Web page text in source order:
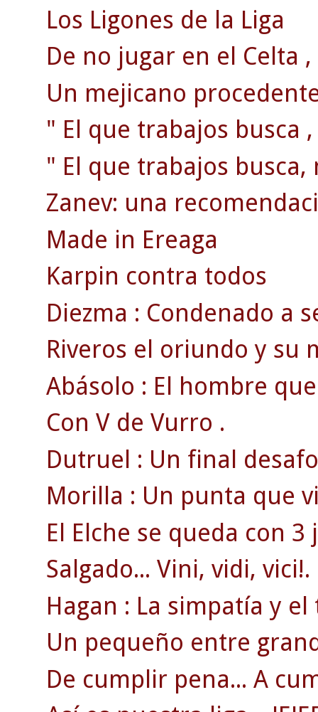
Los Ligones de la Liga
De no jugar en el Celta
Un mejicano
" El que trabajos busca
" El que trabajos
Zanev: una
Made in Ereaga
Karpin contra todos
Diezma : Condenado a
Riveros el oriundo y su
Abásolo : El hombre
Con V de Vurro .
Dutruel : Un final
Morilla : Un punta que
El Elche se queda con
Salgado... Vini, vidi, vici!.
Hagan : La simpatía y
Un pequeño entre
De cumplir pena... A